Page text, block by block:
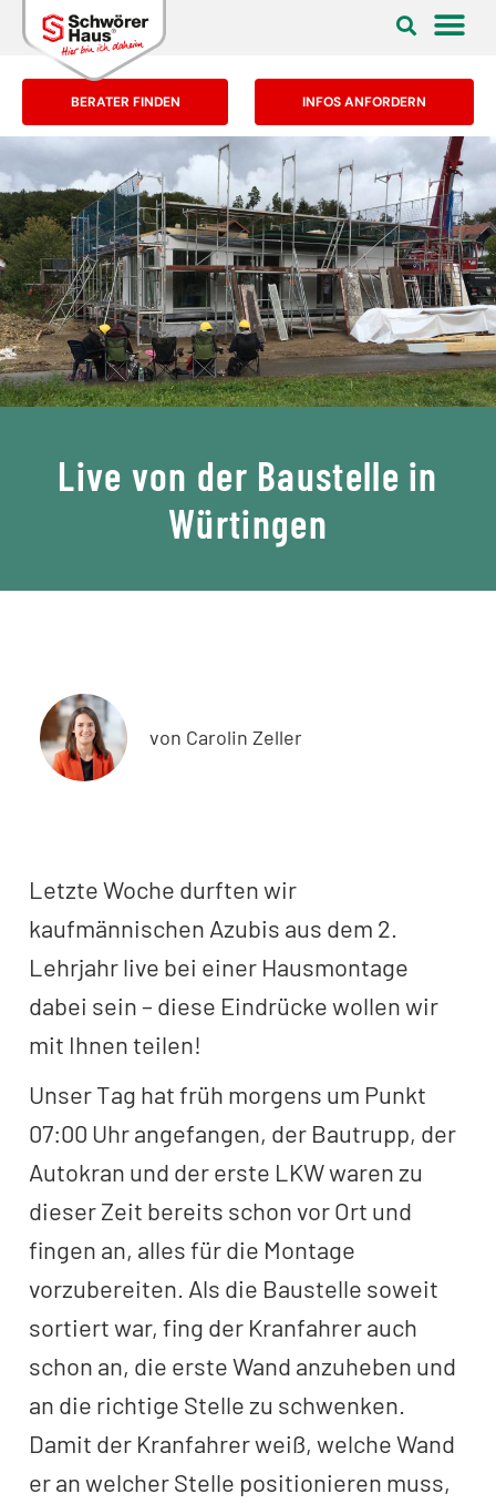
BERATER FINDEN INFOS ANFORDERN
Live von der Baustelle in
Würtingen
von Carolin Zeller
Letzte Woche durften wir
kaufmännischen Azubis aus dem 2.
Lehrjahr live bei einer Hausmontage
dabei sein – diese Eindrücke wollen wir
mit Ihnen teilen!
Unser Tag hat früh morgens um Punkt
07:00 Uhr angefangen, der Bautrupp, der
Autokran und der erste LKW waren zu
dieser Zeit bereits schon vor Ort und
fingen an, alles für die Montage
vorzubereiten. Als die Baustelle soweit
sortiert war, fing der Kranfahrer auch
schon an, die erste Wand anzuheben und
an die richtige Stelle zu schwenken.
Damit der Kranfahrer weiß, welche Wand
er an welcher Stelle positionieren muss,